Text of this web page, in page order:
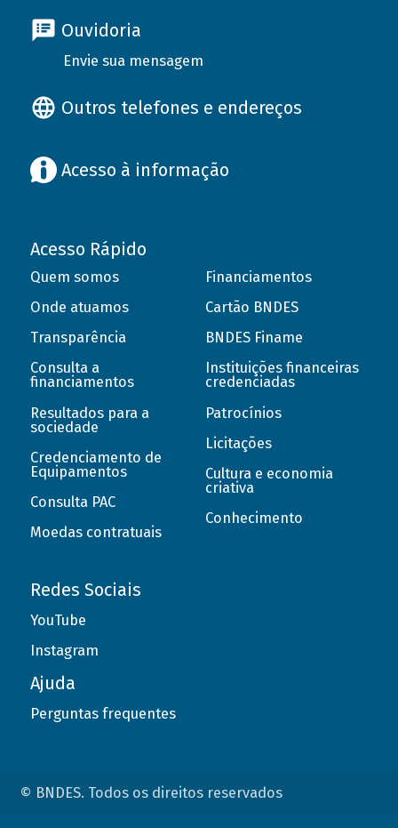
Ouvidoria
Envie sua mensagem
Outros telefones e endereços
Acesso à informação
Acesso Rápido
Quem somos
Onde atuamos
Transparência
Consulta a
financiamentos
Resultados para a
sociedade
Credenciamento de
Equipamentos
Consulta PAC
Moedas contratuais
Financiamentos
Cartão BNDES
BNDES Finame
Instituições financeiras
credenciadas
Patrocínios
Licitações
Cultura e economia
criativa
Conhecimento
Redes Sociais
YouTube
Instagram
Ajuda
Perguntas frequentes
© BNDES. Todos os direitos reservados